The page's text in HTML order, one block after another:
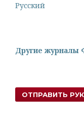
Русский
Другие
ОТПРАВИТЬ